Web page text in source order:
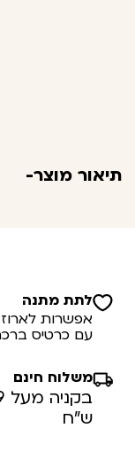
תיאור מוצר-
לתת מתנה
אפשרות
עם כרטיס
משלוח חינם
ש”ח